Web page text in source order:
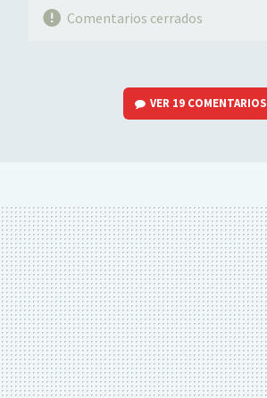
Comentarios cerrados
VER 19 COMENTARIOS